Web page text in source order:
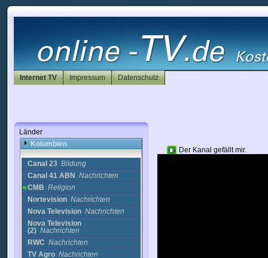
Internet TV Impressum Datenschutz
Länder
Indien
Indonesien
Irland
Island
Israel
Italien
Kasachstan
Katar
Kolumbien
Canal 23 Bildung
Canal 41 ABN
Nachrichten
CMB Religion
Nortevision Nachrichten
Nova Television Nachrichten
Nova Television
(2) Nachrichten
RWC Nachrichten
TV Agro Nachrichten
Der Kanal gefällt mir.